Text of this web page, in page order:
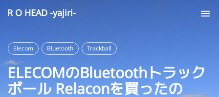
R O HEAD -yajiri-
Elecom Bluetooth Trackball
ELECOMのBluetoothトラック
ボール Relaconを買ったの